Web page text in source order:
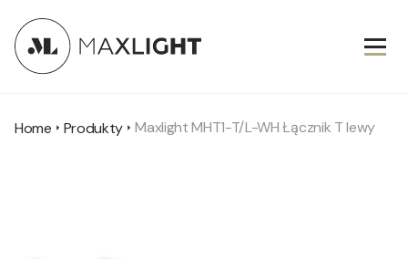
Home Produkty Maxlight MHT1-T/L-WH Łącznik T lewy